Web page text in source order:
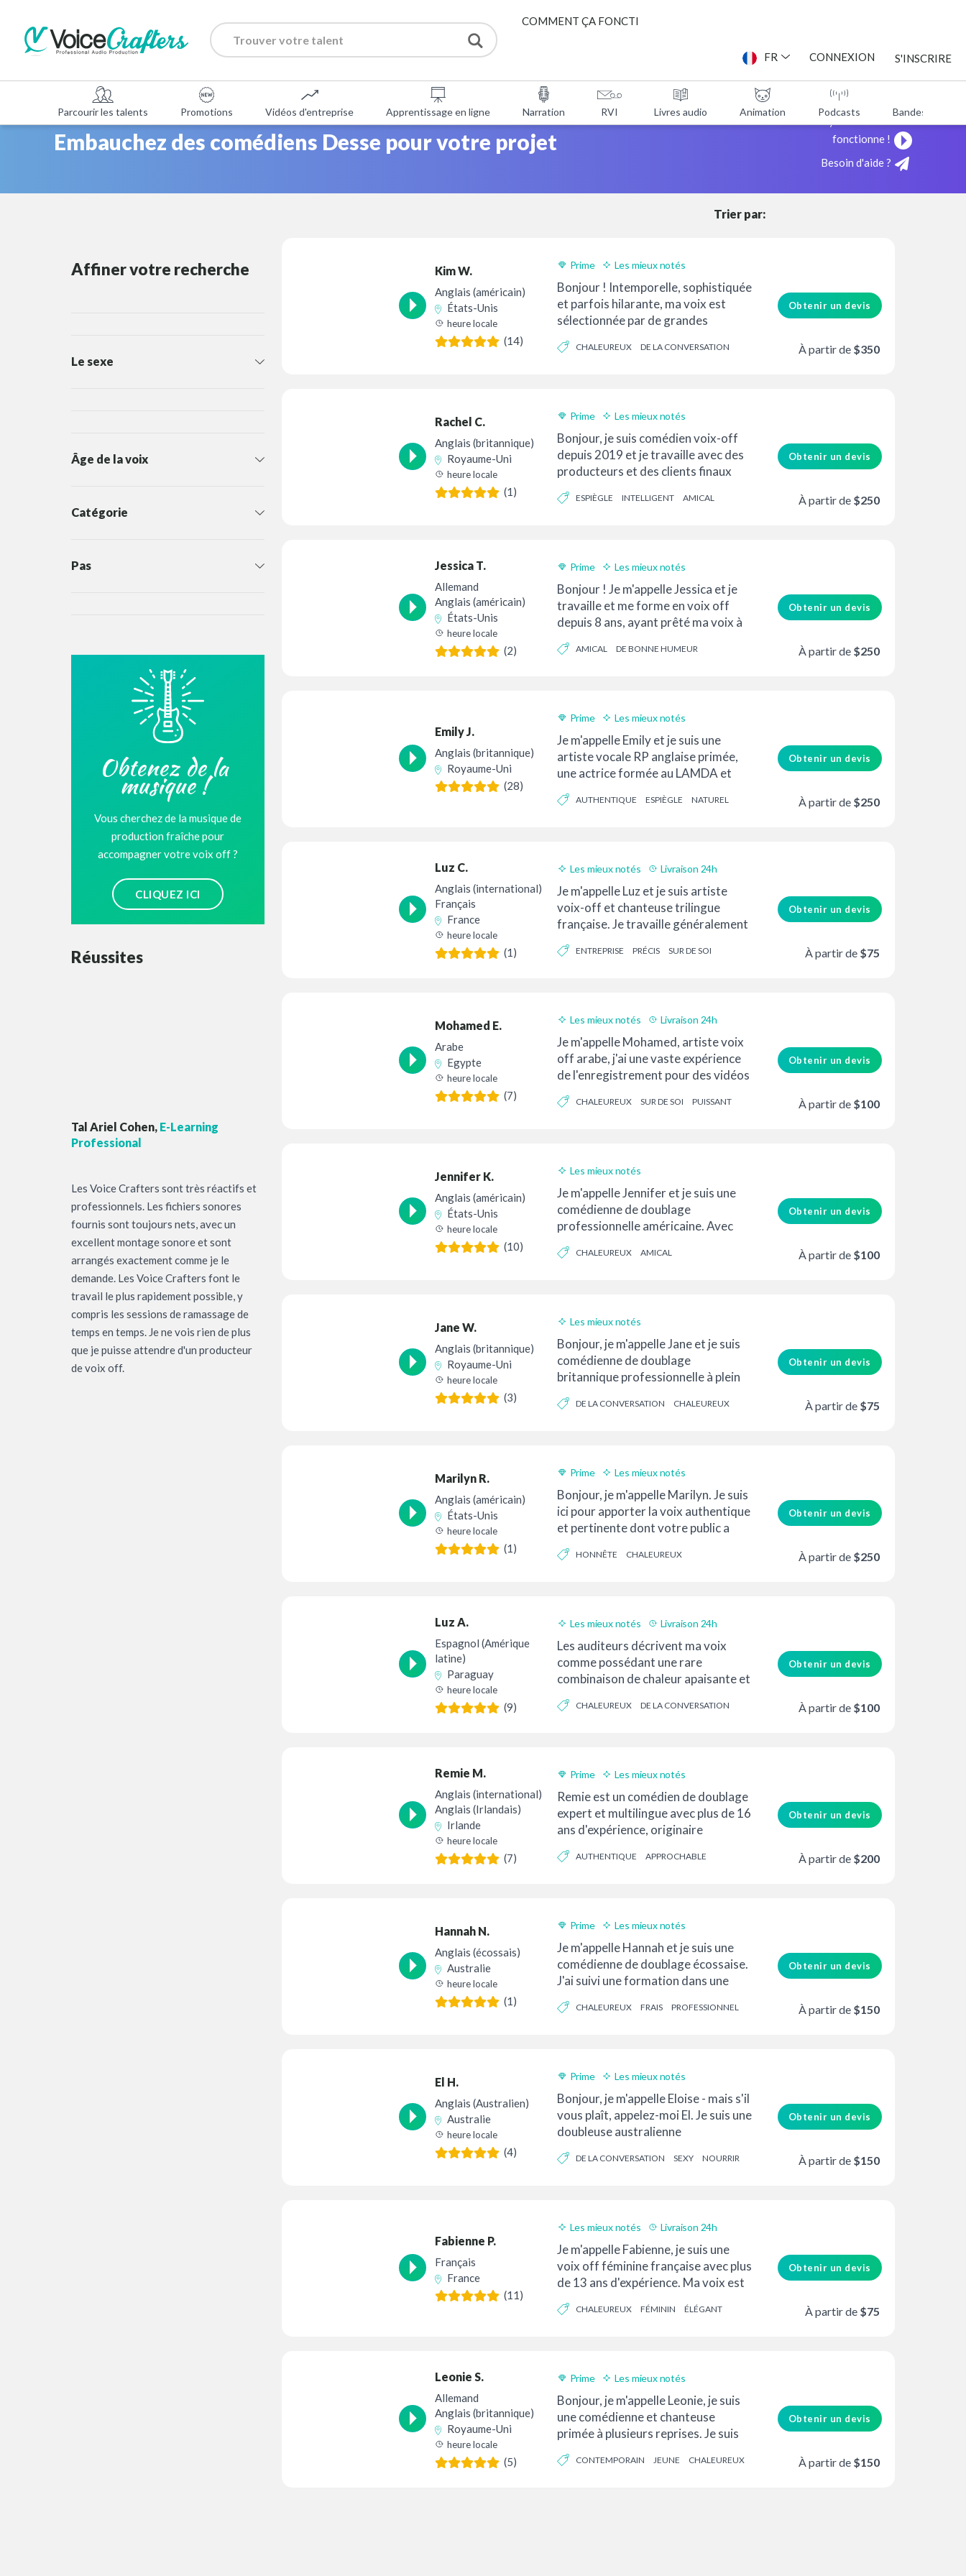
COMMENT ÇA FONCTIONNE
OUTILS GRATUITS
FR CONNEXION S'INSCRIRE
Parcourir les talents Promotions Vidéos d'entreprise Apprentissage en ligne Narration RVI Livres audio Animation Podcasts Bandes
Embauchez des comédiens Desse pour votre projet
fonctionne !
Besoin d'aide ?
Trier par:
Affiner votre recherche
Le sexe
Âge de la voix
Catégorie
Pas
Obtenez de la
musique !
Vous cherchez de la musique de
production fraîche pour
accompagner votre voix off ?
CLIQUEZ ICI
Réussites
Tal Ariel Cohen, E-Learning
Professional
Les Voice Crafters sont très réactifs et
professionnels. Les fichiers sonores
fournis sont toujours nets, avec un
excellent montage sonore et sont
arrangés exactement comme je le
demande. Les Voice Crafters font le
travail le plus rapidement possible, y
compris les sessions de ramassage de
temps en temps. Je ne vois rien de plus
que je puisse attendre d'un producteur
de voix off.
Kim W.
Anglais (américain)
États-Unis
heure locale
(14)
Prime
Les mieux notés
Livraison 24h
Bonjour ! Intemporelle, sophistiquée
et parfois hilarante, ma voix est
sélectionnée par de grandes
CHALEUREUX DE LA CONVERSATION
Obtenir un devis
À partir de $350
Rachel C.
Anglais (britannique)
Royaume-Uni
heure locale
(1)
Prime
Les mieux notés
Livraison 24h
Bonjour, je suis comédien voix-off
depuis 2019 et je travaille avec des
producteurs et des clients finaux
professionnel...
ESPIÈGLE INTELLIGENT AMICAL
Obtenir un devis
À partir de $250
Jessica T.
Allemand
Anglais (américain)
États-Unis
heure locale
(2)
Prime
Les mieux notés
Livraison 24h
Bonjour ! Je m'appelle Jessica et je
travaille et me forme en voix off
depuis 8 ans, ayant prêté ma voix à
AMICAL DE BONNE HUMEUR
Obtenir un devis
À partir de $250
Emily J.
Anglais (britannique)
Royaume-Uni
(28)
Prime
Les mieux notés
Livraison 24h
Je m'appelle Emily et je suis une
artiste vocale RP anglaise primée,
une actrice formée au LAMDA et
AUTHENTIQUE ESPIÈGLE NATUREL
Obtenir un devis
À partir de $250
Luz C.
Anglais (international)
Français
France
heure locale
(1)
Les mieux notés
Livraison 24h
Bon rapport qualité prix
Je m'appelle Luz et je suis artiste
voix-off et chanteuse trilingue
française. Je travaille généralement
ENTREPRISE PRÉCIS SUR DE SOI
Obtenir un devis
À partir de $75
Mohamed E.
Arabe
Egypte
heure locale
(7)
Les mieux notés Livraison 24h
Je m'appelle Mohamed, artiste voix
off arabe, j'ai une vaste expérience
de l'enregistrement pour des vidéos
CHALEUREUX SUR DE SOI PUISSANT
Obtenir un devis
À partir de $100
Jennifer K.
Anglais (américain)
États-Unis
heure locale
(10)
Les mieux notés
Je m'appelle Jennifer et je suis une
comédienne de doublage
professionnelle américaine. Avec
qu'actrice, j'ai...
CHALEUREUX AMICAL
Obtenir un devis
À partir de $100
Jane W.
Anglais (britannique)
Royaume-Uni
heure locale
(3)
Les mieux notés
Bon rapport qualité prix
Bonjour, je m'appelle Jane et je suis
comédienne de doublage
britannique professionnelle à plein
chaleureuse, brillante et...
DE LA CONVERSATION CHALEUREUX
Obtenir un devis
À partir de $75
Marilyn R.
Anglais (américain)
États-Unis
heure locale
(1)
Prime Les mieux notés
Bonjour, je m'appelle Marilyn. Je suis
ici pour apporter la voix authentique
et pertinente dont votre public a
HONNÊTE CHALEUREUX
Obtenir un devis
À partir de $250
Luz A.
Espagnol (Amérique
latine)
Paraguay
heure locale
(9)
Les mieux notés Livraison 24h
Les auditeurs décrivent ma voix
comme possédant une rare
combinaison de chaleur apaisante et
CHALEUREUX DE LA CONVERSATION
Obtenir un devis
À partir de $100
Remie M.
Anglais (international)
Anglais (Irlandais)
Irlande
heure locale
(7)
Prime
Les mieux notés
Livraison 24h
Remie est un comédien de doublage
expert et multilingue avec plus de 16
ans d'expérience, originaire
AUTHENTIQUE APPROCHABLE
Obtenir un devis
À partir de $200
Hannah N.
Anglais (écossais)
Australie
heure locale
(1)
Prime
Les mieux notés
Livraison 24h
Je m'appelle Hannah et je suis une
comédienne de doublage écossaise.
J'ai suivi une formation dans une
The Bristol Ol...
CHALEUREUX FRAIS PROFESSIONNEL
Obtenir un devis
À partir de $150
El H.
Anglais (Australien)
Australie
heure locale
(4)
Prime
Les mieux notés
Livraison 24h
Bonjour, je m'appelle Eloise - mais s'il
vous plaît, appelez-moi El. Je suis une
doubleuse australienne
suis...DE LA CONVERSATION SEXY NOURRIR
Obtenir un devis
À partir de $150
Fabienne P.
Français
France
(11)
Les mieux notés
Livraison 24h
Bon rapport qualité prix
Je m'appelle Fabienne, je suis une
voix off féminine française avec plus
de 13 ans d'expérience. Ma voix est
CHALEUREUX FÉMININ ÉLÉGANT
Obtenir un devis
À partir de $75
Leonie S.
Allemand
Anglais (britannique)
Royaume-Uni
heure locale
(5)
Prime Les mieux notés
Bonjour, je m'appelle Leonie, je suis
une comédienne et chanteuse
primée à plusieurs reprises. Je suis
également le français.
CONTEMPORAIN JEUNE CHALEUREUX
Obtenir un devis
À partir de $150